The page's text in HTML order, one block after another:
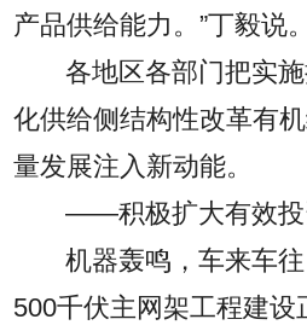
产品供给能力。”丁毅说。
各地区各部门把实
化供给侧结构性改革有
量发展注入新动能。
——积极扩大有效投
机器轰鸣，车来车
500千伏主网架工程建设